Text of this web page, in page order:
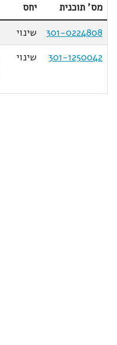
מס' תוכנית
יחס
301-0224808
שינוי
301-1250042
שינוי